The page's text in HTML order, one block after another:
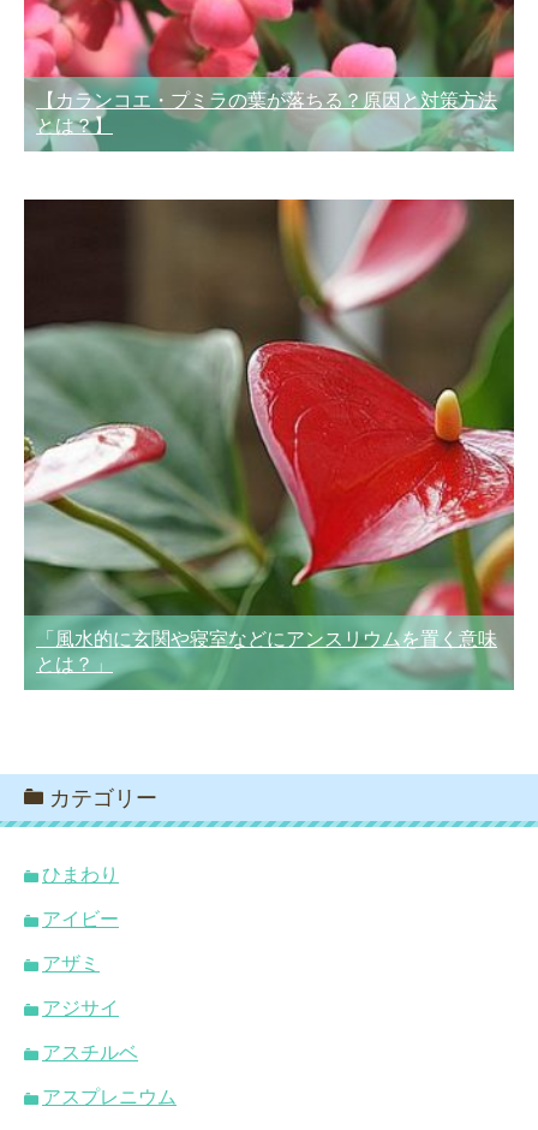
【カランコエ・プミラの葉が落ちる？原因と対策方法
とは？】
「風水的に玄関や寝室などにアンスリウムを置く意味
とは？」
カテゴリー
ひまわり
アイビー
アザミ
アジサイ
アスチルベ
アスプレニウム